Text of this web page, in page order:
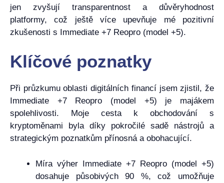
jen zvyšují transparentnost a důvěryhodnost
platformy, což ještě více upevňuje mé pozitivní
zkušenosti s Immediate +7 Reopro (model +5).
Klíčové poznatky
Při průzkumu oblasti digitálních financí jsem zjistil, že
Immediate +7 Reopro (model +5) je majákem
spolehlivosti. Moje cesta k obchodování s
kryptoměnami byla díky pokročilé sadě nástrojů a
strategickým poznatkům přínosná a obohacující.
Míra výher Immediate +7 Reopro (model +5)
dosahuje působivých 90 %, což umožňuje